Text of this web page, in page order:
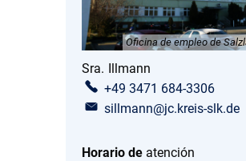
Oficina de empleo de
Sra. Illmann
+49 3471 684-3306
sillmann@jc.kreis-slk.de
Horario de atención